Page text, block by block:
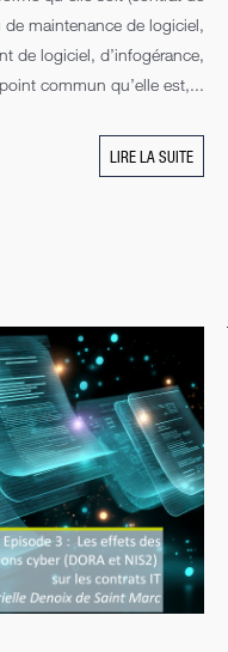
maintenance de logiciel,
de logiciel, d’infogérance,
commun qu’elle est,...
LIRE LA SUITE